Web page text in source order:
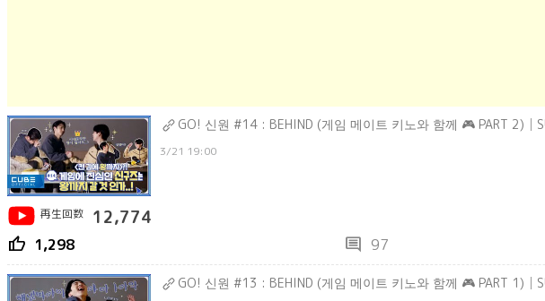
GO! 신원 #14 : BEHIND (게임 메이트 키노와 함께 🎮 PART
3/21 19:00
再生回数 12,774
thumb_up 1,298 comment 97
GO! 신원 #13 : BEHIND (게임 메이트 키노와 함께 🎮 PART